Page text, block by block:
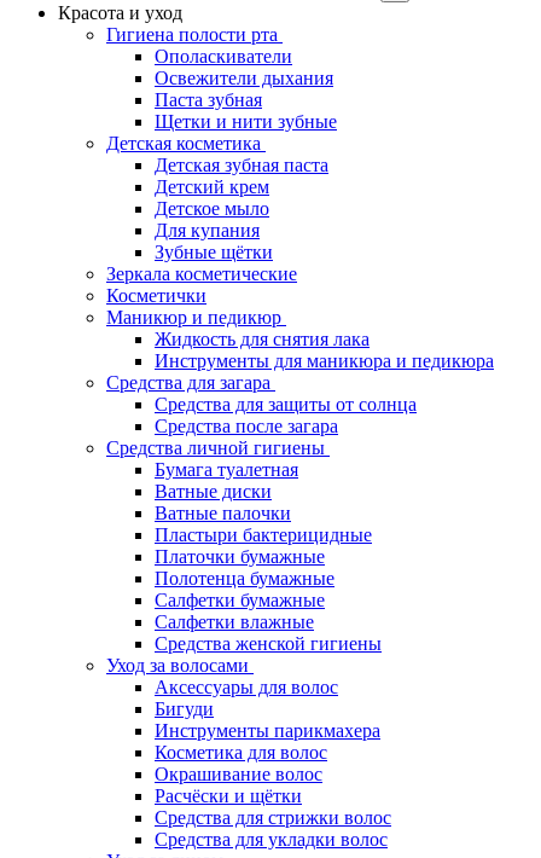
Красота и уход
Гигиена полости рта
Ополаскиватели
Освежители дыхания
Паста зубная
Щетки и нити зубные
Детская косметика
Детская зубная паста
Детский крем
Детское мыло
Для купания
Зубные щётки
Зеркала косметические
Косметички
Маникюр и педикюр
Жидкость для снятия лака
Инструменты для маникюра и педикюра
Средства для загара
Средства для защиты от солнца
Средства после загара
Средства личной гигиены
Бумага туалетная
Ватные диски
Ватные палочки
Пластыри бактерицидные
Платочки бумажные
Полотенца бумажные
Салфетки бумажные
Салфетки влажные
Средства женской гигиены
Уход за волосами
Аксессуары для волос
Бигуди
Инструменты парикмахера
Косметика для волос
Окрашивание волос
Расчёски и щётки
Средства для стрижки волос
Средства для укладки волос